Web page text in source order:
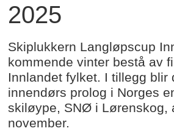
2025
Skiplukkern Langløpscup
kommende vinter bestå av
Innlandet fylket. I tillegg blir
innendørs prolog i Norges
skiløype, SNØ i Lørenskog,
november.